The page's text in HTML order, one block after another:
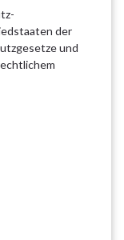
der
und